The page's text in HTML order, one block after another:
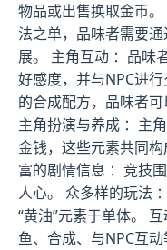
物品或出售换取金币
法之单，品味者需要
展。 主角互动 ：品味
好感度，并与NPC进
的合成配方，品味者可
主角扮演与养成 ：主
金钱，这些元素共同
富的剧情信息 ：竞技
人心。 众多样的玩法
“黄油”元素于单体。
鱼、合成、与NPC互